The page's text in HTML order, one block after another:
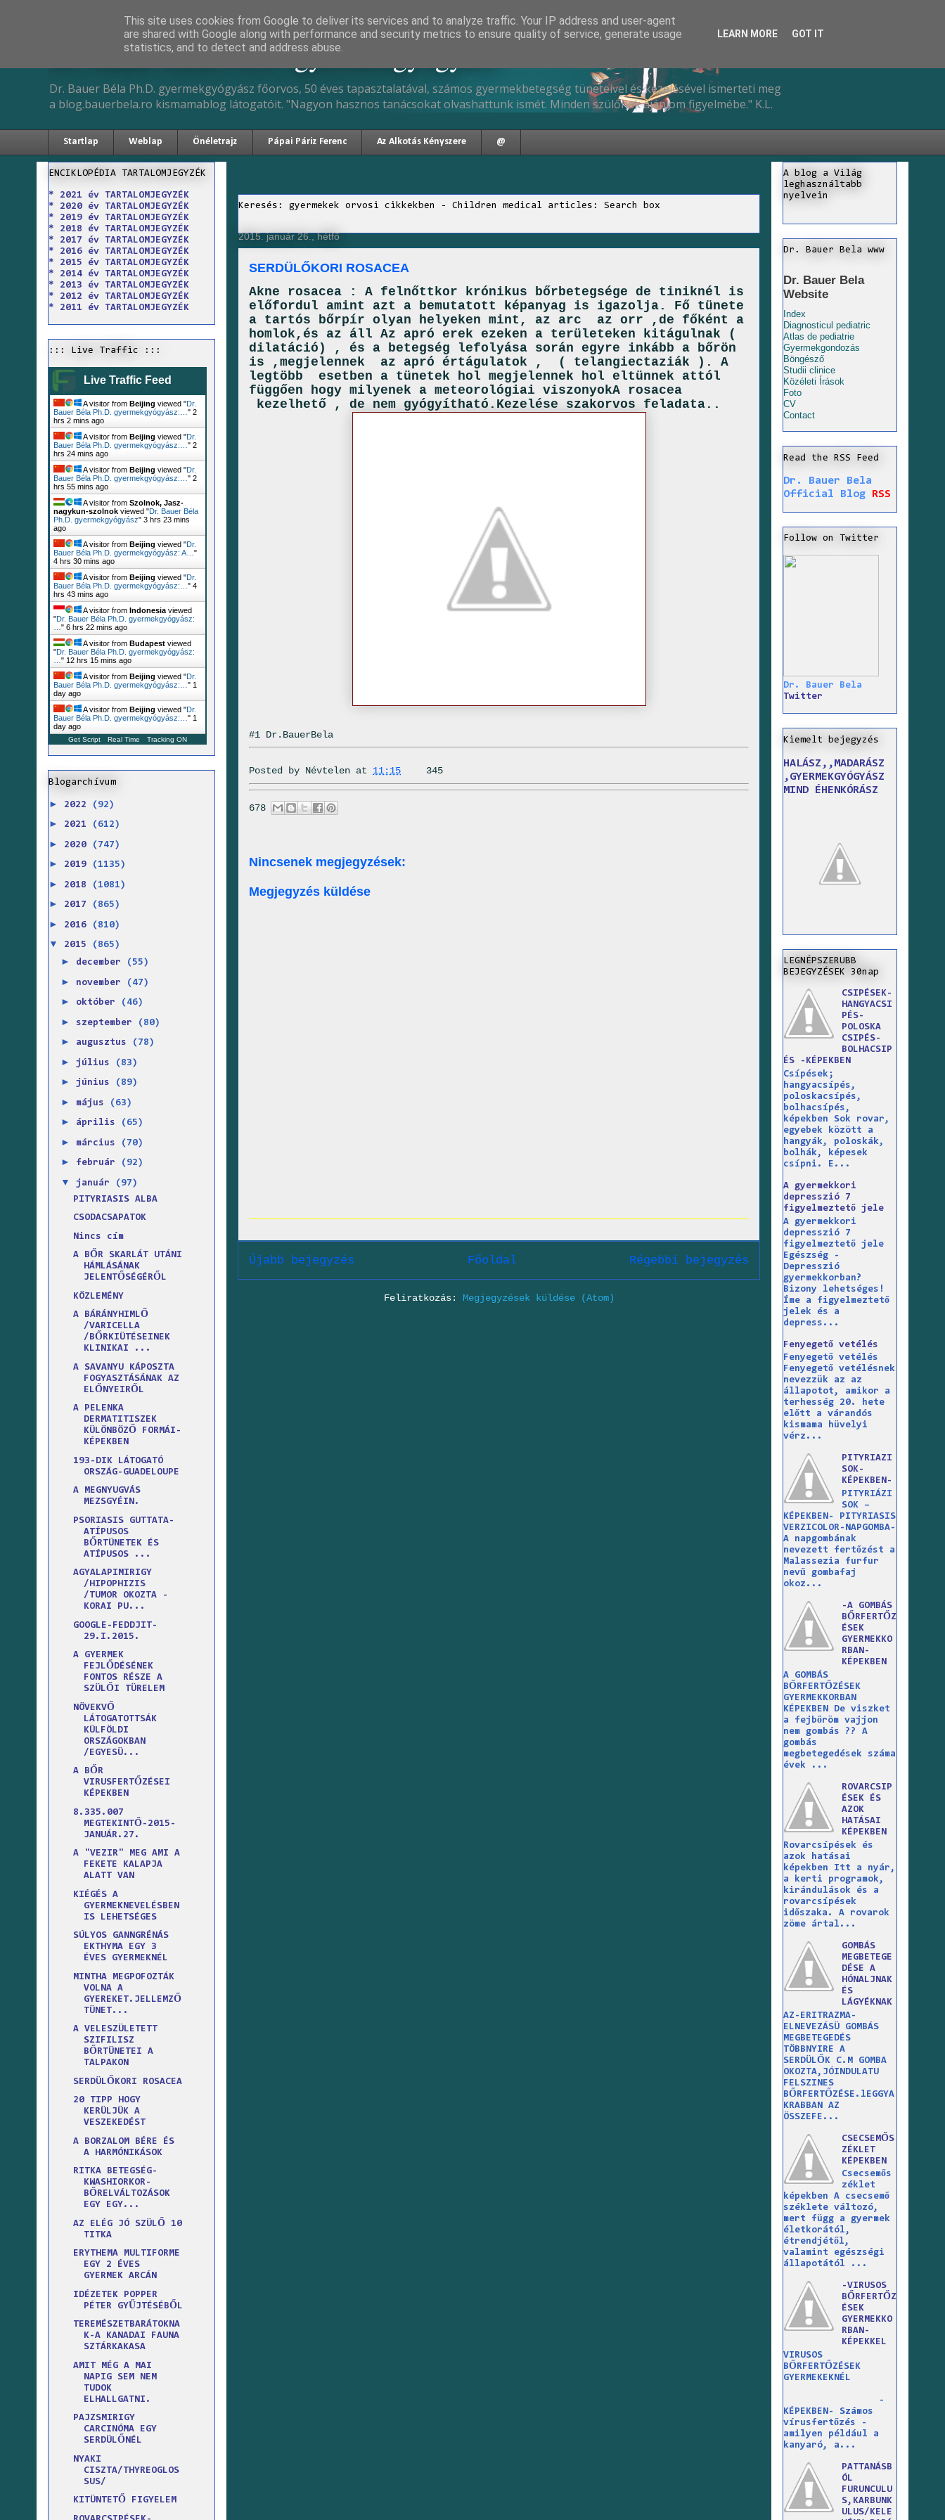
Dr. Bauer Béla Ph.D. gyermekgyógyász
Dr. Bauer Béla Ph.D. gyermekgyógyász főorvos, 50 éves tapasztalatával, számos gyermekbetegség tüneteivel és kezelésével ismerteti meg
a blog.bauerbela.ro kismamablog látogatóit. "Nagyon hasznos tanácsokat olvashattunk ismét. Minden szülőnek ajánlom figyelmébe." K.L.
Startlap Weblap Önéletrajz Pápai Páriz Ferenc Az Alkotás Kényszere @
Keresés: gyermekek orvosi cikkekben - Children medical articles: Search box
2015. január 26., hétfő
SERDÜLŐKORI ROSACEA
Akne rosacea : A felnőttkor krónikus bőrbetegsége de tiniknél is
előfordul amint azt a bemutatott képanyag is igazolja. Fő tünete
a tartós bőrpír olyan helyeken mint, az arc az orr ,de főként a
homlok,és az áll Az apró erek ezeken a területeken kitágulnak (
dilatáció) , és a betegség lefolyása során egyre inkább a bőrön
is ,megjelennek az apró értágulatok , ( telangiectaziák ). A
legtöbb esetben a tünetek hol megjelennek hol eltünnek attól
függően hogy milyenek a meteorológiai viszonyokA rosacea
kezelhető , de nem gyógyítható.Kezelése szakorvos feladata..
#1 Dr.BauerBela
Posted by Névtelen at 11:15 345
678
Nincsenek megjegyzések:
Megjegyzés küldése
Újabb bejegyzés Régebbi bejegyzés
Főoldal
Feliratkozás: Megjegyzések küldése (Atom)
ENCIKLOPÉDIA TARTALOMJEGYZÉK
* 2021 év TARTALOMJEGYZÉK
* 2020 év TARTALOMJEGYZÉK
* 2019 év TARTALOMJEGYZÉK
* 2018 év TARTALOMJEGYZÉK
* 2017 év TARTALOMJEGYZÉK
* 2016 év TARTALOMJEGYZÉK
* 2015 év TARTALOMJEGYZÉK
* 2014 év TARTALOMJEGYZÉK
* 2013 év TARTALOMJEGYZÉK
* 2012 év TARTALOMJEGYZÉK
* 2011 év TARTALOMJEGYZÉK
::: Live Traffic :::
Live Traffic Feed
A visitor from Beijing viewed "Dr.
Bauer Béla Ph.D. gyermekgyógyász:… " 2
hrs 2 mins ago
A visitor from Beijing viewed "Dr.
Bauer Béla Ph.D. gyermekgyógyász:… " 2
hrs 24 mins ago
A visitor from Beijing viewed "Dr.
Bauer Béla Ph.D. gyermekgyógyász:… " 2
hrs 55 mins ago
A visitor from Szolnok, Jasz-
nagykun-szolnok viewed "Dr. Bauer Béla
Ph.D. gyermekgyógyász" 3 hrs 23 mins
ago
A visitor from Beijing viewed "Dr.
Bauer Béla Ph.D. gyermekgyógyász: A… "
4 hrs 30 mins ago
A visitor from Beijing viewed "Dr.
Bauer Béla Ph.D. gyermekgyógyász:… " 4
hrs 43 mins ago
A visitor from Indonesia viewed
"Dr. Bauer Béla Ph.D. gyermekgyógyász:
" 6 hrs 22 mins ago
A visitor from Budapest viewed
"Dr. Bauer Béla Ph.D. gyermekgyógyász:
" 12 hrs 15 mins ago
A visitor from Beijing viewed "Dr.
Bauer Béla Ph.D. gyermekgyógyász:… " 1
day ago
A visitor from Beijing viewed "Dr.
Bauer Béla Ph.D. gyermekgyógyász:… " 1
day ago
Get Script Real Time Tracking ON
Blogarchívum
► 2022 (92)
► 2021 (612)
► 2020 (747)
► 2019 (1135)
► 2018 (1081)
► 2017 (865)
► 2016 (810)
▼ 2015 (865)
► december (55)
► november (47)
► október (46)
► szeptember (80)
► augusztus (78)
► július (83)
► június (89)
► május (63)
► április (65)
► március (70)
► február (92)
▼ január
(97)
PITYRIASIS ALBA
CSODACSAPATOK
Nincs cím
A BŐR SKARLÁT UTÁNI
HÁMLÁSÁNAK
JELENTŐSÉGÉRŐL
KÖZLEMÉNY
A BÁRÁNYHIMLŐ
/VARICELLA
/BŐRKIÜTÉSEINEK
KLINIKAI ...
A SAVANYU KÁPOSZTA
FOGYASZTÁSÁNAK AZ
ELŐNYEIRŐL
A PELENKA
DERMATITISZEK
KÜLÖNBÖZŐ FORMÁI-
KÉPEKBEN
193-DIK LÁTOGATÓ
ORSZÁG-GUADELOUPE
A MEGNYUGVÁS
MEZSGYÉIN.
PSORIASIS GUTTATA-
ATÍPUSOS
BŐRTÜNETEK ÉS
ATÍPUSOS ...
AGYALAPIMIRIGY
/HIPOPHIZIS
/TUMOR OKOZTA -
KORAI PU...
GOOGLE-FEDDJIT-
29.I.2015.
A GYERMEK
FEJLŐDÉSÉNEK
FONTOS RÉSZE A
SZÜLŐI TÜRELEM
NÖVEKVŐ
LÁTOGATOTTSÁK
KÜLFÖLDI
ORSZÁGOKBAN
/EGYESÜ...
A BŐR
VIRUSFERTŐZÉSEI
KÉPEKBEN
8.335.007
MEGTEKINTŐ-2015-
JANUÁR.27.
A "VEZIR" MEG AMI A
FEKETE KALAPJA
ALATT VAN
KIÉGÉS A
GYERMEKNEVELÉSBEN
IS LEHETSÉGES
SÚLYOS GANNGRÉNÁS
EKTHYMA EGY 3
ÉVES GYERMEKNÉL
MINTHA MEGPOFOZTÁK
VOLNA A
GYEREKET.JELLEMZŐ
TÜNET...
A VELESZÜLETETT
SZIFILISZ
BŐRTÜNETEI A
TALPAKON
SERDÜLŐKORI ROSACEA
20 TIPP HOGY
KERÜLJÜK A
VESZEKEDÉST
A BORZALOM BÉRE ÉS
A HARMÓNIKÁSOK
RITKA BETEGSÉG-
KWASHIORKOR-
BŐRELVÁLTOZÁSOK
EGY EGY...
AZ ELÉG JÓ SZÜLŐ 10
TITKA
ERYTHEMA MULTIFORME
EGY 2 ÉVES
GYERMEK ARCÁN
IDÉZETEK POPPER
PÉTER GYŰJTÉSÉBŐL
TEREMÉSZETBARÁTOKNA
K-A KANADAI FAUNA
SZTÁRKAKASA
AMIT MÉG A MAI
NAPIG SEM NEM
TUDOK
ELHALLGATNI.
PAJZSMIRIGY
CARCINÓMA EGY
SERDÜLŐNÉL
NYAKI
CISZTA/THYREOGLOS
SUS/
KITÜNTETŐ FIGYELEM
A blog a Világ
leghasználtabb
nyelvein
Dr. Bauer Bela www
Dr. Bauer Bela
Website
Index
Diagnosticul pediatric
Atlas de pediatrie
Gyermekgondozás
Böngésző
Studii clinice
Közéleti Írások
Foto
CV
Contact
Read the RSS Feed
Dr. Bauer Bela
Official Blog
RSS
Follow on Twitter
Dr. Bauer Bela
Twitter
Kiemelt bejegyzés
HALÁSZ,,MADARÁSZ
,GYERMEKGYÓGYÁSZ
MIND ÉHENKÓRÁSZ
LEGNÉPSZERUBB
BEJEGYZÉSEK 30nap
CSIPÉSEK-
HANGYACSI
PÉS-
POLOSKA
CSIPÉS-
BOLHACSIP
ÉS -KÉPEKBEN
Csípések;
hangyacsípés,
poloskacsípés,
bolhacsípés,
képekben Sok rovar,
egyebek között a
hangyák, poloskák,
bolhák, képesek
csípni. E...
A gyermekkori
depresszió 7
figyelmeztető jele
A gyermekkori
depresszió 7
figyelmeztető jele
Egészség -
Depresszió
gyermekkorban?
Bizony lehetséges!
Íme a figyelmeztető
jelek és a
depress...
Fenyegető vetélés
Fenyegető vetélés
Fenyegető vetélésnek
nevezzük az az
állapotot, amikor a
terhesség 20. hete
előtt a várandós
kismama hüvelyi
vérz...
PITYRIAZI
SOK-
KÉPEKBEN-
PITYRIÁZI
SOK –
KÉPEKBEN- PITYRIASIS
VERZICOLOR-NAPGOMBA-
A napgombának
nevezett fertőzést a
Malassezia furfur
nevű gombafaj
okoz...
-A GOMBÁS
BŐRFERTŐZ
ÉSEK
GYERMEKKO
RBAN-
KÉPEKBEN
A GOMBÁS
BŐRFERTŐZÉSEK
GYERMEKKORBAN
KÉPEKBEN De viszket
a fejbőröm vajjon
nem gombás ?? A
gombás
megbetegedések száma
évek ...
ROVARCSIP
ÉSEK ÉS
AZOK
HATÁSAI
KÉPEKBEN
Rovarcsípések és
azok hatásai
képekben Itt a nyár,
a kerti programok,
kirándulások és a
rovarcsípések
időszaka. A rovarok
zöme ártal...
GOMBÁS
MEGBETEGE
DÉSE A
HÓNALJNAK
ÉS
LÁGYÉKNAK
AZ-ERITRAZMA-
ELNEVEZÁSÜ GOMBÁS
MEGBETEGEDÉS
TÖBBNYIRE A
SERDÜLŐK C.M GOMBA
OKOZTA,JÓINDULATU
FELSZINES
BŐRFERTŐZÉSE.lEGGYA
KRABBAN AZ
ÖSSZEFE...
CSECSEMŐS
ZÉKLET
KÉPEKBEN
Csecsemős
zéklet
képekben A csecsemő
széklete változó,
mert függ a gyermek
életkorától,
étrendjétől,
valamint egészségi
állapotától ...
-VIRUSOS
BŐRFERTŐZ
ÉSEK
GYERMEKKO
RBAN-
KÉPEKKEL
VIRUSOS
BŐRFERTŐZÉSEK
GYERMEKEKNÉL
-
KÉPEKBEN- Számos
vírusfertőzés -
amilyen például a
kanyaró, a...
PATTANÁSB
ÓL
FURUNCULU
S,KARBUNK
ULUS/KELE
This site uses cookies from Google to deliver its services and to analyze traffic. Your IP address and user-agent
are shared with Google along with performance and security metrics to ensure quality of service, generate usage
statistics, and to detect and address abuse.
LEARN MORE GOT IT